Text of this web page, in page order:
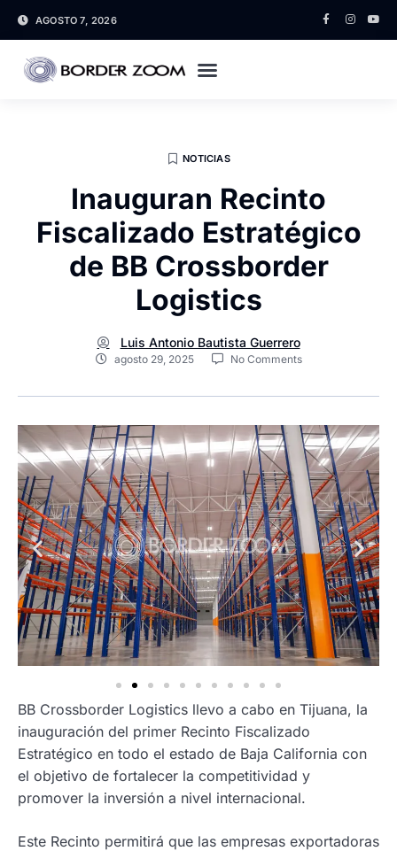
AGOSTO 7, 2026
NOTICIAS
Inauguran Recinto
Fiscalizado Estratégico
de BB Crossborder
Logistics
Luis Antonio Bautista Guerrero
agosto 29, 2025 No Comments
BB Crossborder Logistics llevo a cabo en Tijuana, la
inauguración del primer Recinto Fiscalizado
Estratégico en todo el estado de Baja California con
el objetivo de fortalecer la competitividad y
promover la inversión a nivel internacional.
Este Recinto permitirá que las empresas exportadoras